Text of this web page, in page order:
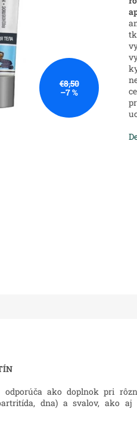
€8,50
–7 %
ako doplnok pri
dna) a svalov, ako